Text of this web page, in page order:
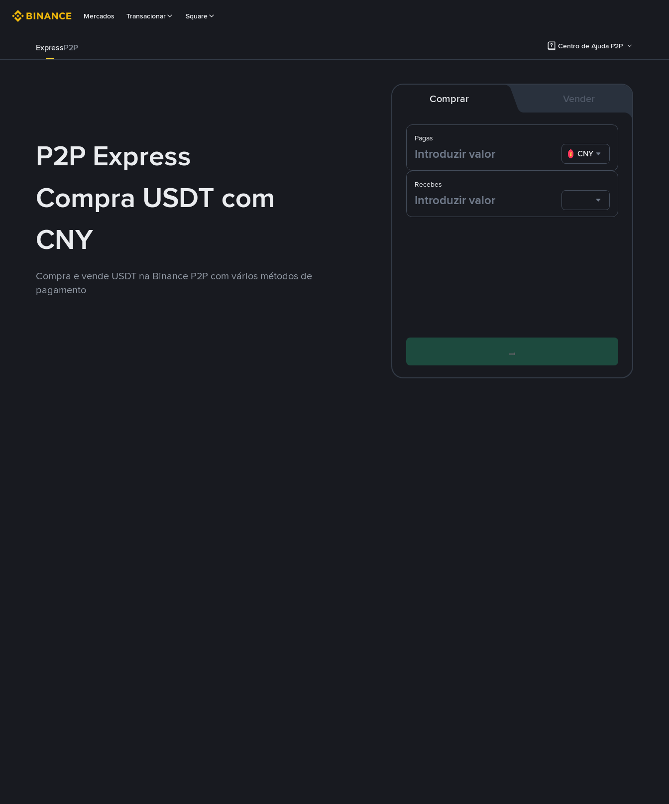
Mercados Transacionar Square
ExpressP2P Centro de Ajuda P2P
P2P Express
Compra USDT com
CNY
Compra e vende USDT na Binance P2P com vários métodos de
pagamento
Comprar Vender
Pagas
CNY
Recebes